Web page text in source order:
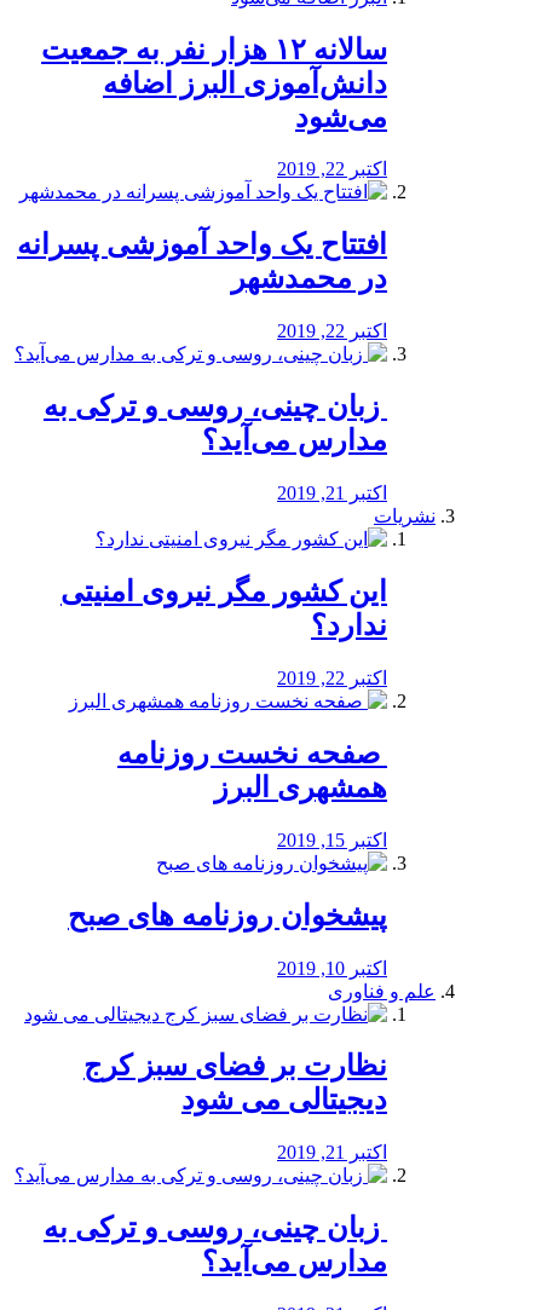
️سالانه ۱۲ هزار نفر به جمعیت
دانش‌آموزی البرز اضافه
می‌شود
اکتبر 22, 2019
افتتاح یک واحد آموزشی پسرانه
در محمدشهر
اکتبر 22, 2019
️ زبان چینی، روسی و ترکی به
مدارس می‌آید؟
اکتبر 21, 2019
نشریات
این کشور مگر نیروی امنیتی
ندارد؟
اکتبر 22, 2019
️ صفحه نخست روزنامه‌
همشهری البرز
اکتبر 15, 2019
پیشخوان روزنامه های صبح
اکتبر 10, 2019
علم و فناوری
نظارت بر فضای سبز کرج
دیجیتالی می شود
اکتبر 21, 2019
️ زبان چینی، روسی و ترکی به
مدارس می‌آید؟